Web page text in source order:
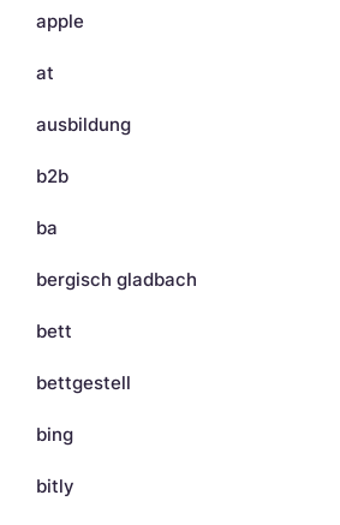
apple
at
ausbildung
b2b
ba
bergisch gladbach
bett
bettgestell
bing
bitly